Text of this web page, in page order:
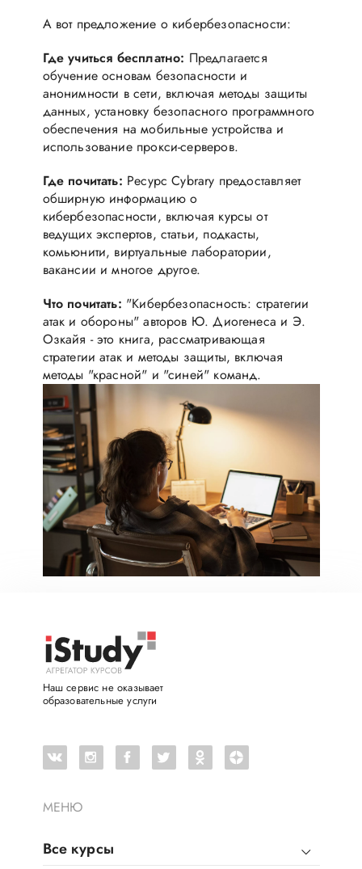
А вот предложение о кибербезопасности:
Где учиться бесплатно: Предлагается
обучение основам безопасности и
анонимности в сети, включая методы защиты
данных, установку безопасного программного
обеспечения на мобильные устройства и
использование прокси-серверов.
Где почитать: Ресурс Cybrary предоставляет
обширную информацию о
кибербезопасности, включая курсы от
ведущих экспертов, статьи, подкасты,
комьюнити, виртуальные лаборатории,
вакансии и многое другое.
Что почитать: "Кибербезопасность: стратегии
атак и обороны" авторов Ю. Диогенеса и Э.
Озкайя - это книга, рассматривающая
стратегии атак и методы защиты, включая
методы "красной" и "синей" команд.
МЕНЮ
Все курсы
Наш сервис не оказывает
образовательные услуги